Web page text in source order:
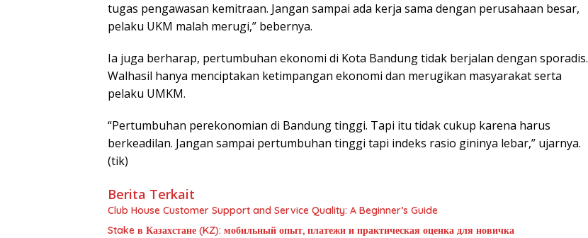
tugas pengawasan kemitraan. Jangan sampai ada kerja sama dengan perusahaan besar,
pelaku UKM malah merugi,” bebernya.
Ia juga berharap, pertumbuhan ekonomi di Kota Bandung tidak berjalan dengan sporadis.
Walhasil hanya menciptakan ketimpangan ekonomi dan merugikan masyarakat serta
pelaku UMKM.
“Pertumbuhan perekonomian di Bandung tinggi. Tapi itu tidak cukup karena harus
berkeadilan. Jangan sampai pertumbuhan tinggi tapi indeks rasio gininya lebar,” ujarnya.
(tik)
Berita Terkait
Club House Customer Support and Service Quality: A Beginner’s Guide
Stake в Казахстане (KZ): мобильный опыт, платежи и практическая оценка для новичка